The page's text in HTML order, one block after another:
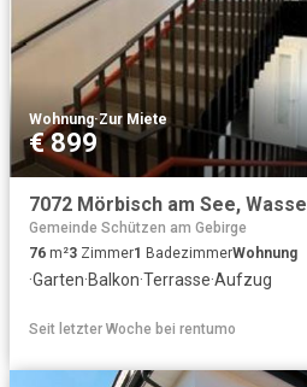
Wohnung·Zur Miete
€ 899
7072 Mörbisch am See,
Gemeinde Schützen am Gebirge
76 m²3 Zimmer1 BadezimmerWohnung
·Garten·Balkon·Terrasse·Aufzug
Seit letzter Woche bei rentumo